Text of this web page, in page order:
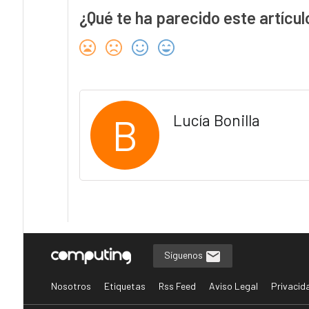
¿Qué te ha parecido este
B Lucía Bonilla
Síguenos
Nosotros Etiquetas Rss Feed Aviso Legal